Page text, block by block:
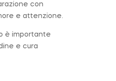
con
e attenzione.
è importante
e cura